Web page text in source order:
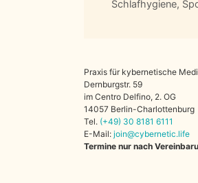
Schlafhygiene,
Praxis für kybernetische
Dernburgstr. 59
im Centro Delfino, 2. OG
14057 Berlin-Charlottenburg
Tel. (+49) 30 8181 6111
E-Mail: join@cybernetic.life
Termine nur nach